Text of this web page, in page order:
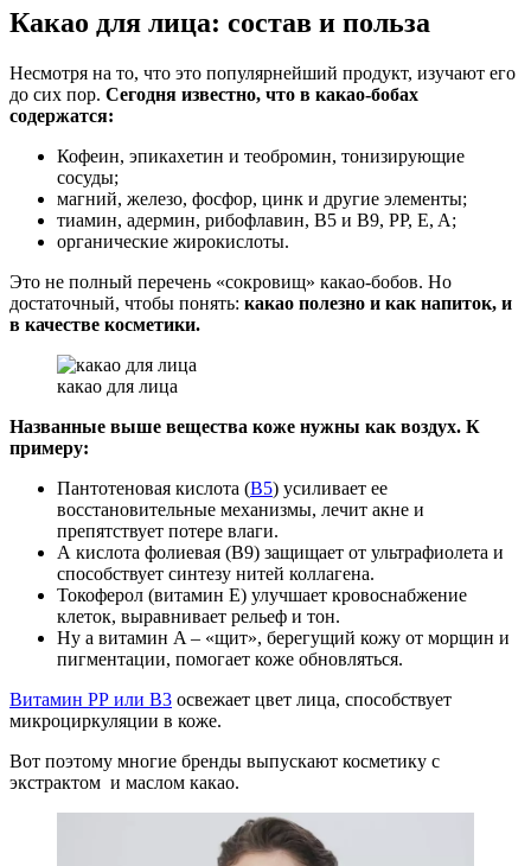
Какао для лица: состав и польза
Несмотря на то, что это популярнейший продукт, изучают его
до сих пор. Сегодня известно, что в какао-бобах
содержатся:
Кофеин, эпикахетин и теобромин, тонизирующие
сосуды;
магний, железо, фосфор, цинк и другие элементы;
тиамин, адермин, рибофлавин, B5 и B9, PP, E, A;
органические жирокислоты.
Это не полный перечень «сокровищ» какао-бобов. Но
достаточный, чтобы понять: какао полезно и как напиток, и
в качестве косметики.
какао для лица
Названные выше вещества коже нужны как воздух. К
примеру:
Пантотеновая кислота (B5) усиливает ее
восстановительные механизмы, лечит акне и
препятствует потере влаги.
А кислота фолиевая (B9) защищает от ультрафиолета и
способствует синтезу нитей коллагена.
Токоферол (витамин E) улучшает кровоснабжение
клеток, выравнивает рельеф и тон.
Ну а витамин A – «щит», берегущий кожу от морщин и
пигментации, помогает коже обновляться.
Витамин РР или В3 освежает цвет лица, способствует
микроциркуляции в коже.
Вот поэтому многие бренды выпускают косметику с
экстрактом и маслом какао.